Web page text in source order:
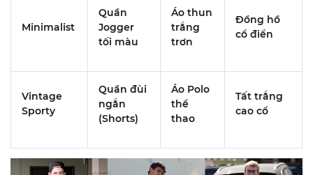
Minimalist
Quần
Jogger
tối màu
Áo thun
trắng
trơn
Đồng hồ
cổ điển
Vintage
Sporty
Quần đùi
ngắn
(Shorts)
Áo Polo
thể
thao
Tất trắng
cao cổ